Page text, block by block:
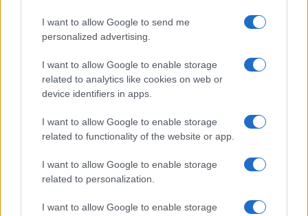
I want to allow Google to send me
personalized advertising.
I want to allow Google to enable storage
related to analytics like cookies on web or
device identifiers in apps.
I want to allow Google to enable storage
related to functionality of the website or app.
I want to allow Google to enable storage
related to personalization.
I want to allow Google to enable storage
την πολιτική διάσταση την οποία κάποιοι
έσπευσαν να της προσάψουν. Έχω τις αμφιβολίες
Οι τοποθετήσεις του πρωθυπουργού έρχονται σε
μια περίοδο κατά την οποία η υπόθεση του
ΟΠΕΚΕΠΕ παραμένει στο επίκεντρο της πολιτικής